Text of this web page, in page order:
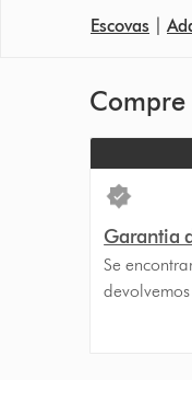
Escovas
Compre
Garantia
Se